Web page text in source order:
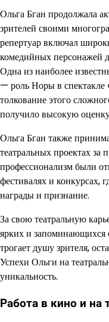
Ольга Бган продолжала
зрителей своими
репертуар включал
комедийных персонажей
Одна из наиболее
— роль Норы в спектакле
толкование этого
получило высокую
Ольга Бган также
театральных проектах за
профессионализм были
фестивалях и конкурсах,
награды и признание.
За свою театральную
ярких и запоминающихся
трогает душу зрителя,
Успехи Ольги на
уникальность.
Работа в кино и на